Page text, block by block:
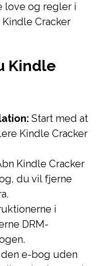
og regler i
Cracker
Kindle
Start med at
Kindle Cracker
Kindle Cracker
du vil fjerne
i
DRM-
den e-bog uden